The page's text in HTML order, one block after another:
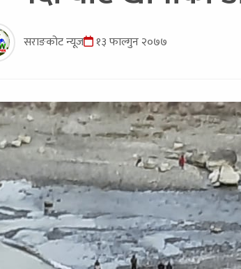
सराङकोट न्यूज १३ फाल्गुन २०७७